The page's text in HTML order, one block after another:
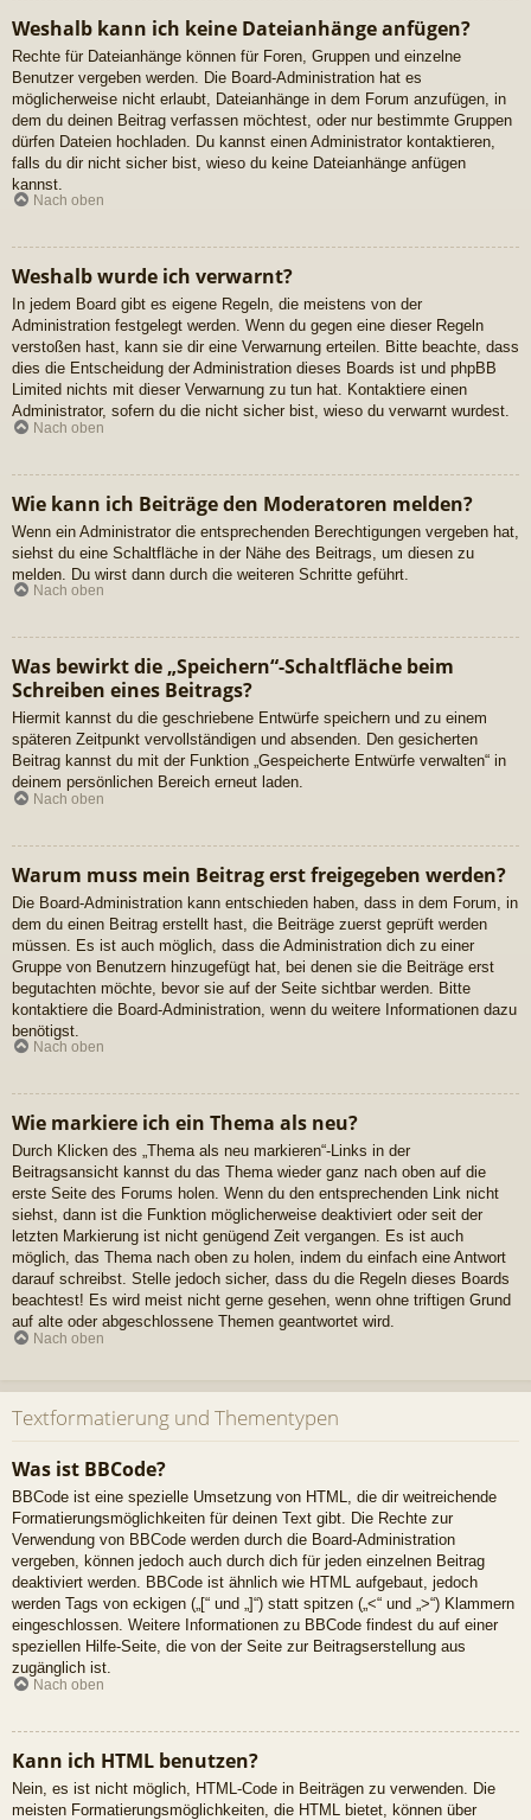
Weshalb kann ich keine Dateianhänge anfügen?
Rechte für Dateianhänge können für Foren, Gruppen und einzelne
Benutzer vergeben werden. Die Board-Administration hat es
möglicherweise nicht erlaubt, Dateianhänge in dem Forum anzufügen, in
dem du deinen Beitrag verfassen möchtest, oder nur bestimmte Gruppen
dürfen Dateien hochladen. Du kannst einen Administrator kontaktieren,
falls du dir nicht sicher bist, wieso du keine Dateianhänge anfügen
kannst.
Nach oben
Weshalb wurde ich verwarnt?
In jedem Board gibt es eigene Regeln, die meistens von der
Administration festgelegt werden. Wenn du gegen eine dieser Regeln
verstoßen hast, kann sie dir eine Verwarnung erteilen. Bitte beachte, dass
dies die Entscheidung der Administration dieses Boards ist und phpBB
Limited nichts mit dieser Verwarnung zu tun hat. Kontaktiere einen
Administrator, sofern du die nicht sicher bist, wieso du verwarnt wurdest.
Nach oben
Wie kann ich Beiträge den Moderatoren melden?
Wenn ein Administrator die entsprechenden Berechtigungen vergeben hat,
siehst du eine Schaltfläche in der Nähe des Beitrags, um diesen zu
melden. Du wirst dann durch die weiteren Schritte geführt.
Nach oben
Was bewirkt die „Speichern“-Schaltfläche beim
Schreiben eines Beitrags?
Hiermit kannst du die geschriebene Entwürfe speichern und zu einem
späteren Zeitpunkt vervollständigen und absenden. Den gesicherten
Beitrag kannst du mit der Funktion „Gespeicherte Entwürfe verwalten“ in
deinem persönlichen Bereich erneut laden.
Nach oben
Warum muss mein Beitrag erst freigegeben werden?
Die Board-Administration kann entschieden haben, dass in dem Forum, in
dem du einen Beitrag erstellt hast, die Beiträge zuerst geprüft werden
müssen. Es ist auch möglich, dass die Administration dich zu einer
Gruppe von Benutzern hinzugefügt hat, bei denen sie die Beiträge erst
begutachten möchte, bevor sie auf der Seite sichtbar werden. Bitte
kontaktiere die Board-Administration, wenn du weitere Informationen dazu
benötigst.
Nach oben
Wie markiere ich ein Thema als neu?
Durch Klicken des „Thema als neu markieren“-Links in der
Beitragsansicht kannst du das Thema wieder ganz nach oben auf die
erste Seite des Forums holen. Wenn du den entsprechenden Link nicht
siehst, dann ist die Funktion möglicherweise deaktiviert oder seit der
letzten Markierung ist nicht genügend Zeit vergangen. Es ist auch
möglich, das Thema nach oben zu holen, indem du einfach eine Antwort
darauf schreibst. Stelle jedoch sicher, dass du die Regeln dieses Boards
beachtest! Es wird meist nicht gerne gesehen, wenn ohne triftigen Grund
auf alte oder abgeschlossene Themen geantwortet wird.
Nach oben
Textformatierung und Thementypen
Was ist BBCode?
BBCode ist eine spezielle Umsetzung von HTML, die dir weitreichende
Formatierungsmöglichkeiten für deinen Text gibt. Die Rechte zur
Verwendung von BBCode werden durch die Board-Administration
vergeben, können jedoch auch durch dich für jeden einzelnen Beitrag
deaktiviert werden. BBCode ist ähnlich wie HTML aufgebaut, jedoch
werden Tags von eckigen („[“ und „]“) statt spitzen („<“ und „>“) Klammern
eingeschlossen. Weitere Informationen zu BBCode findest du auf einer
speziellen Hilfe-Seite, die von der Seite zur Beitragserstellung aus
zugänglich ist.
Nach oben
Kann ich HTML benutzen?
Nein, es ist nicht möglich, HTML-Code in Beiträgen zu verwenden. Die
meisten Formatierungsmöglichkeiten, die HTML bietet, können über